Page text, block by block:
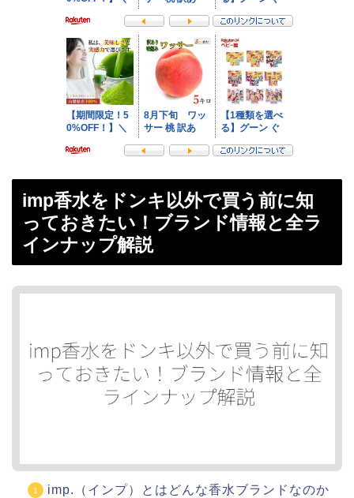
imp香水をドンキ以外で買う前に知
っておきたい！ブランド情報と全ラ
インナップ解説
imp.（インプ）とはどんな香水ブランドなのか